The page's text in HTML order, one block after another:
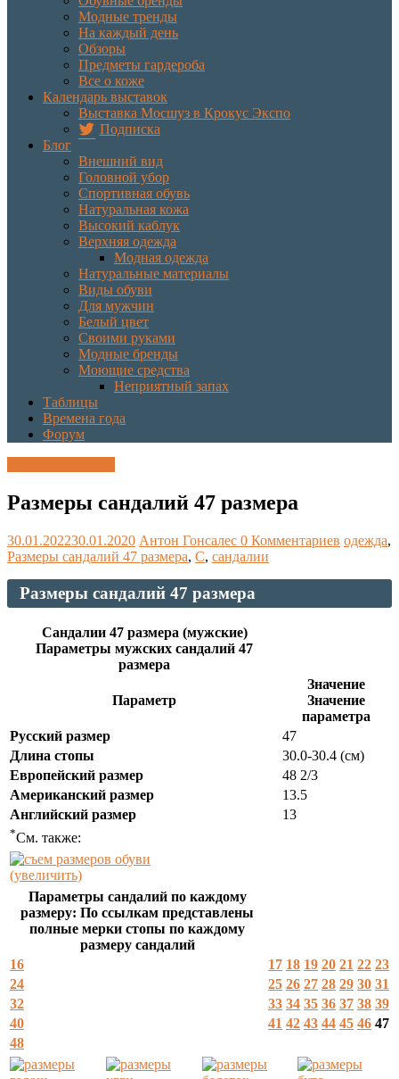
Модные тренды
На каждый день
Обзоры
Предметы гардероба
Все о коже
Календарь выставок
Выставка Мосшуз в Крокус Экспо
Подписка
Блог
Внешний вид
Головной убор
Спортивная обувь
Натуральная кожа
Высокий каблук
Верхняя одежда
Модная одежда
Натуральные материалы
Виды обуви
Для мужчин
Белый цвет
Своими руками
Модные бренды
Моющие средства
Неприятный запах
Таблицы
Времена года
Форум
Размеры сандалий 47 размера
30.01.202230.01.2020 Антон Гонсалес 0 Комментариев одежда,
Размеры сандалий 47 размера, С, сандалии
Размеры сандалий 47 размера
Сандалии 47 размера (мужские)
Параметры мужских сандалий 47
размера
Параметр
Значение
Значение
параметра
Русский размер
47
Длина стопы
30.0-30.4 (см)
Европейский размер
48 2/3
Американский размер
13.5
Английский размер
13
*См. также:
(увеличить)
Параметры сандалий по каждому
размеру: По ссылкам представлены
полные мерки стопы по каждому
размеру сандалий
16
17 18 19 20 21 22 23
24
25 26 27 28 29 30 31
32
33 34 35 36 37 38 39
40
41 42 43 44 45 46 47
48